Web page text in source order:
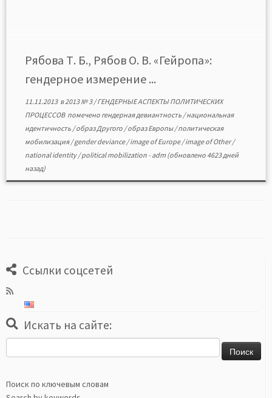
профессор кафедры философии, Ивановский
государственный университет. РЯБОВА Татьяна
Борисовна доктор социологических […]
Рябова Т. Б., Рябов О. В. «Гейропа»:
гендерное измерение ...
11.11.2013в2013 № 3/ГЕНДЕРНЫЕ АСПЕКТЫ ПОЛИТИЧЕСКИХ
ПРОЦЕССОВ помечено гендерная девиантность /национальная
идентичность /образ Другого /образ Европы/политическая
мобилизация/gender deviance/image of Europe/image of Other/
national identity/political mobilization - adm(обновлено 4623 дней
назад)
Ссылки соцсетей
Искать на сайте:
Поиск по ключевым словам